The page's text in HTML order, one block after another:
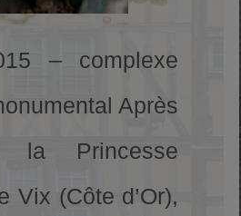
– complexe
Après
la Princesse
Vix (Côte d’Or),